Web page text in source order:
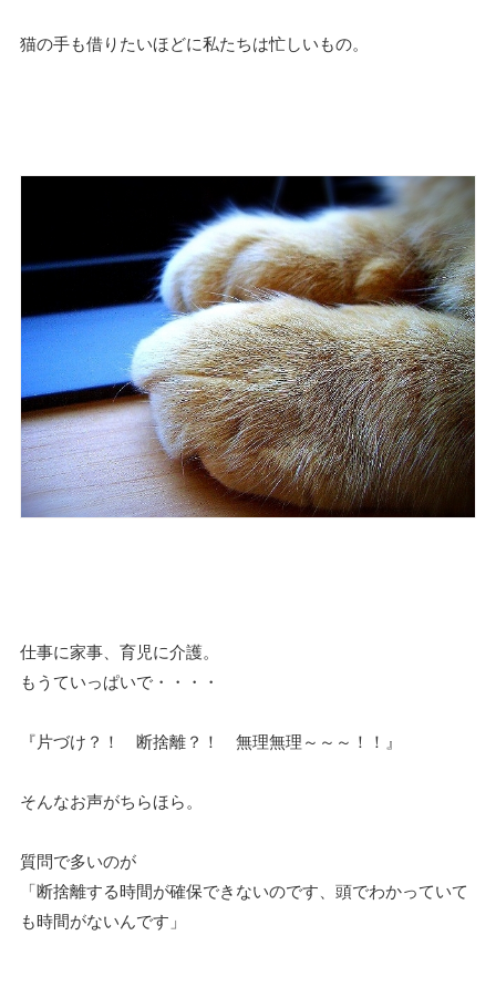
猫の手も借りたいほどに私たちは忙しいもの。
仕事に家事、育児に介護。
もうていっぱいで・・・・
『片づけ？！ 断捨離？！ 無理無理～～～！！』
そんなお声がちらほら。
質問で多いのが
「断捨離する時間が確保できないのです、頭でわかっていて
も時間がないんです」